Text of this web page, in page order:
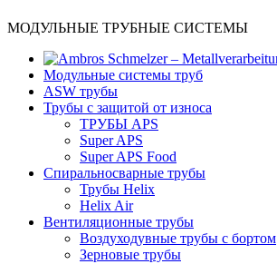
МОДУЛЬНЫЕ ТРУБНЫЕ СИСТЕМЫ
Модульные системы труб
ASW трубы
Трубы с защитой от износа
ТРУБЫ APS
Super APS
Super APS Food
Спиральносварные трубы
Трубы Helix
Helix Air
Вентиляционные трубы
Bоздуходувные трубы с бортом
Зерновые трубы